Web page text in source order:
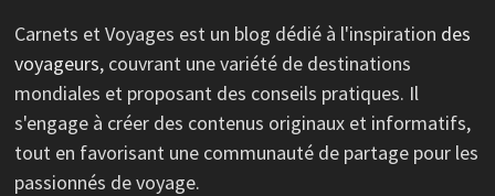
Carnets et Voyages est un blog dédié à l'inspiration des
voyageurs, couvrant une variété de destinations
mondiales et proposant des conseils pratiques. Il
s'engage à créer des contenus originaux et informatifs,
tout en favorisant une communauté de partage pour les
passionnés de voyage.